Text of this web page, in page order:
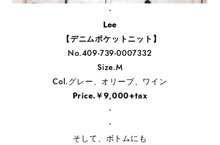
・
Lee
【デニムポケットニット】
No.409-739-0007332
Size.M
Col.グレー、オリーブ、ワイン
Price.￥9,000+tax
・
・
そして、ボトムにも